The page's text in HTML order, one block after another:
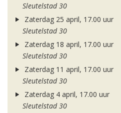
Sleutelstad 30
Zaterdag 25 april, 17.00 uur
Sleutelstad 30
Zaterdag 18 april, 17.00 uur
Sleutelstad 30
Zaterdag 11 april, 17.00 uur
Sleutelstad 30
Zaterdag 4 april, 17.00 uur
Sleutelstad 30